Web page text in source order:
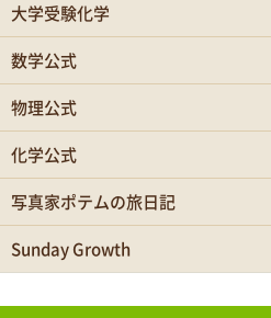
大学受験化学
数学公式
物理公式
化学公式
写真家ポテムの旅日記
Sunday Growth